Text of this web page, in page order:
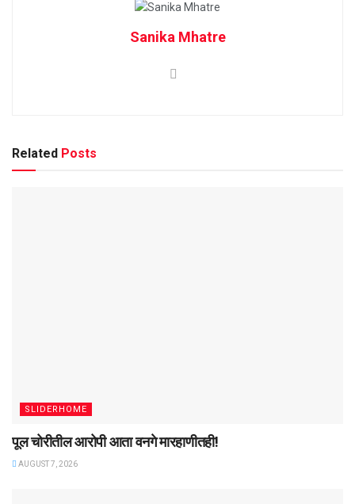
Sanika Mhatre
Related Posts
SLIDERHOME
पूल चोरीतील आरोपी आता वनगे मारहाणीतही!
AUGUST 7, 2026